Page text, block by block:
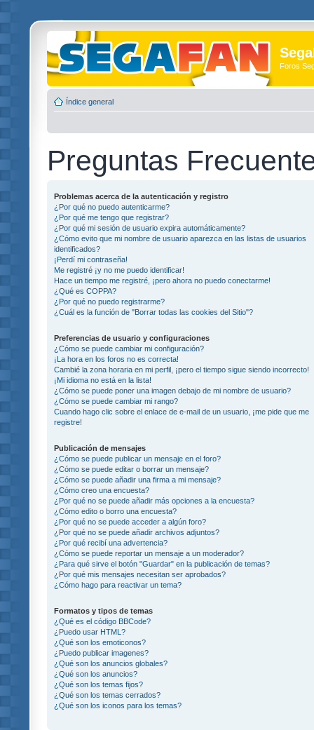
Foros
Índice general
Preguntas
Problemas acerca de la autenticación y registro
¿Por qué no puedo autenticarme?
¿Por qué me tengo que registrar?
¿Por qué mi sesión de usuario expira automáticamente?
¿Cómo evito que mi nombre de usuario aparezca en las listas de usuarios
identificados?
¡Perdí mi contraseña!
Me registré ¡y no me puedo identificar!
Hace un tiempo me registré, ¡pero ahora no puedo conectarme!
¿Qué es COPPA?
¿Por qué no puedo registrarme?
¿Cuál es la función de "Borrar todas las cookies del Sitio"?
Preferencias de usuario y configuraciones
¿Cómo se puede cambiar mi configuración?
¡La hora en los foros no es correcta!
Cambié la zona horaria en mi perfil, ¡pero el tiempo sigue siendo incorrecto!
¡Mi idioma no está en la lista!
¿Cómo se puede poner una imagen debajo de mi nombre de usuario?
¿Cómo se puede cambiar mi rango?
Cuando hago clic sobre el enlace de e-mail de un usuario, ¡me pide que me
registre!
Publicación de mensajes
¿Cómo se puede publicar un mensaje en el foro?
¿Cómo se puede editar o borrar un mensaje?
¿Cómo se puede añadir una firma a mi mensaje?
¿Cómo creo una encuesta?
¿Por qué no se puede añadir más opciones a la encuesta?
¿Cómo edito o borro una encuesta?
¿Por qué no se puede acceder a algún foro?
¿Por qué no se puede añadir archivos adjuntos?
¿Por qué recibí una advertencia?
¿Cómo se puede reportar un mensaje a un moderador?
¿Para qué sirve el botón "Guardar" en la publicación de temas?
¿Por qué mis mensajes necesitan ser aprobados?
¿Cómo hago para reactivar un tema?
Formatos y tipos de temas
¿Qué es el código BBCode?
¿Puedo usar HTML?
¿Qué son los emoticonos?
¿Puedo publicar imagenes?
¿Qué son los anuncios globales?
¿Qué son los anuncios?
¿Qué son los temas fijos?
¿Qué son los temas cerrados?
¿Qué son los iconos para los temas?